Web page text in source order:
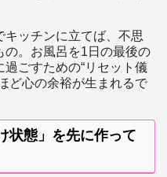
ッチンに立てば、不思
の。お風呂を1日の最後の
ごすための“リセット儀
ど心の余裕が生まれるで
状態」を先に作って